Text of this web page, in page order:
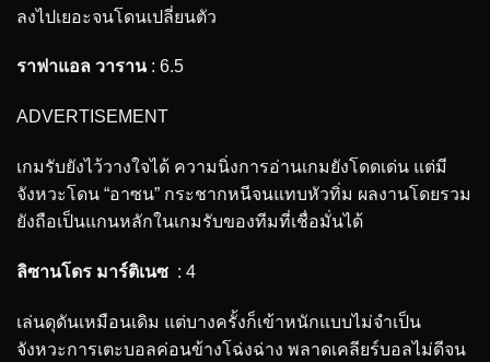
ลงไปเยอะจนโดนเปลี่ยนตัว
ราฟาแอล วาราน: 6.5
ADVERTISEMENT
เกมรับยังไว้วางใจได้ ความนิ่งการอ่านเกมยังโดดเด่น แต่มี
จังหวะโดน “อาซน” กระชากหนีจนแทบหัวทิ่ม ผลงานโดยรวม
ยังถือเป็นแกนหลักในเกมรับของทีมที่เชื่อมั่นได้
ลิซานโดร มาร์ติเนซ : 4
เล่นดุดันเหมือนเดิม แต่บางครั้งก็เข้าหนักแบบไม่จำเป็น
จังหวะการเตะบอลค่อนข้างโฉ่งฉ่าง พลาดเคลียร์บอลไม่ดีจน